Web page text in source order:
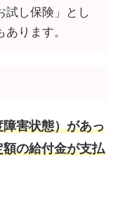
試し保険」とし
ります。
害状態）があっ
の給付金が支払